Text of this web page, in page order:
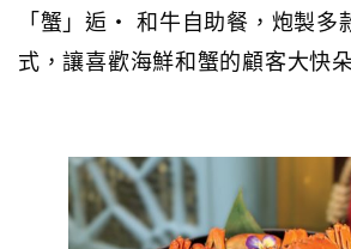
「蟹」逅・ 和牛自助餐，炮製多
式，讓喜歡海鮮和蟹的顧客大快